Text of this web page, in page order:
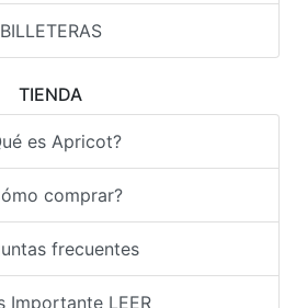
BILLETERAS
TIENDA
es Apricot?
comprar?
frecuentes
Importante LEER